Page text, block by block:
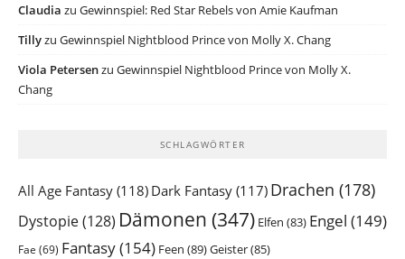
Claudia zu Gewinnspiel: Red Star Rebels von Amie Kaufman
Tillyzu Gewinnspiel Nightblood Prince von Molly X. Chang
Viola Petersenzu Gewinnspiel Nightblood Prince von Molly X.
Chang
SCHLAGWÖRTER
All Age Fantasy (118) Dark Fantasy (117) Drachen (178)
Dystopie(128) Dämonen (347) Elfen (83) Engel (149)
Fae (69) Fantasy(154) Feen (89)Geister(85)